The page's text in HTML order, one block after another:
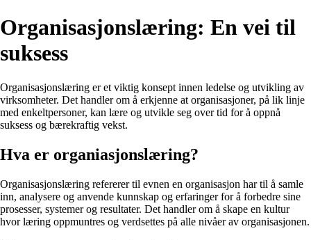
Organisasjonslæring: En vei til
suksess
Organisasjonslæring er et viktig konsept innen ledelse og utvikling av
virksomheter. Det handler om å erkjenne at organisasjoner, på lik linje
med enkeltpersoner, kan lære og utvikle seg over tid for å oppnå
suksess og bærekraftig vekst.
Hva er organiasjonslæring?
Organisasjonslæring refererer til evnen en organisasjon har til å samle
inn, analysere og anvende kunnskap og erfaringer for å forbedre sine
prosesser, systemer og resultater. Det handler om å skape en kultur
hvor læring oppmuntres og verdsettes på alle nivåer av organisasjonen.